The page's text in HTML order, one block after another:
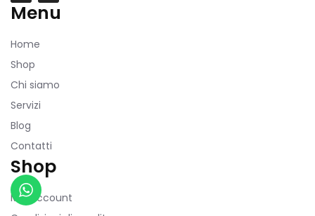
DIAGNOSTICI
FARMACI
Docs:
https://atakanau.blogspot.com/2021/01/automatic-
menu-
wp-
plugin.html
Active
Theme:
Farmacie
Child
Menu
Home
Shop
Chi siamo
Servizi
Blog
Contatti
Shop
Mio account